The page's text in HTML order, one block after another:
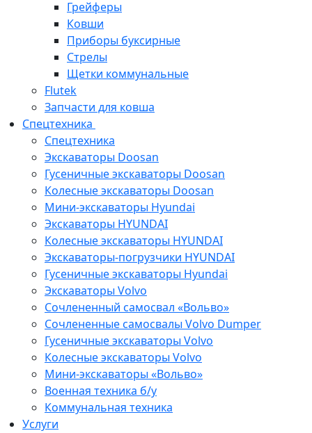
Грейферы
Ковши
Приборы буксирные
Стрелы
Щетки коммунальные
Flutek
Запчасти для ковша
Спецтехника
Спецтехника
Экскаваторы Doosan
Гусеничные экскаваторы Doosan
Колесные экскаваторы Doosan
Мини-экскаваторы Hyundai
Экскаваторы HYUNDAI
Колесные экскаваторы HYUNDAI
Экскаваторы-погрузчики HYUNDAI
Гусеничные экскаваторы Hyundai
Экскаваторы Volvo
Сочлененный самосвал «Вольво»
Сочлененные самосвалы Volvo Dumper
Гусеничные экскаваторы Volvo
Колесные экскаваторы Volvo
Мини-экскаваторы «Вольво»
Военная техника б/у
Коммунальная техника
Услуги